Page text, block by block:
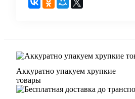
Аккуратно упакуем хрупкие
товары